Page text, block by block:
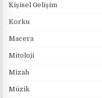
Kişisel Gelişim
Korku
Macera
Mitoloji
Mizah
Müzik